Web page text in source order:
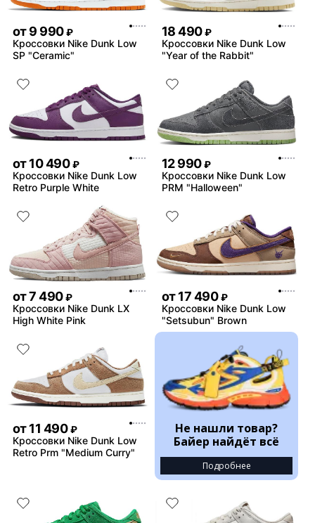
от9 990 ₽
Кроссовки Nike Dunk Low
SP "Ceramic"
18 490 ₽
Кроссовки Nike Dunk Low
"Year of the Rabbit"
от10 490 ₽
Кроссовки Nike Dunk Low
Retro Purple White
12 990 ₽
Кроссовки Nike Dunk Low
PRM "Halloween"
от7 490 ₽
Кроссовки Nike Dunk LX
High White Pink
от17 490 ₽
Кроссовки Nike Dunk Low
"Setsubun" Brown
от11 490 ₽
Кроссовки Nike Dunk Low
Retro Prm "Medium Curry"
Не нашли товар?
Байер найдёт всё
Подробнее